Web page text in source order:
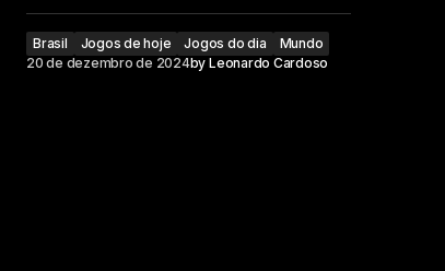
Brasil Jogos de hoje Jogos do dia
Mundo
20 de dezembro de 2024by Leonardo Cardoso